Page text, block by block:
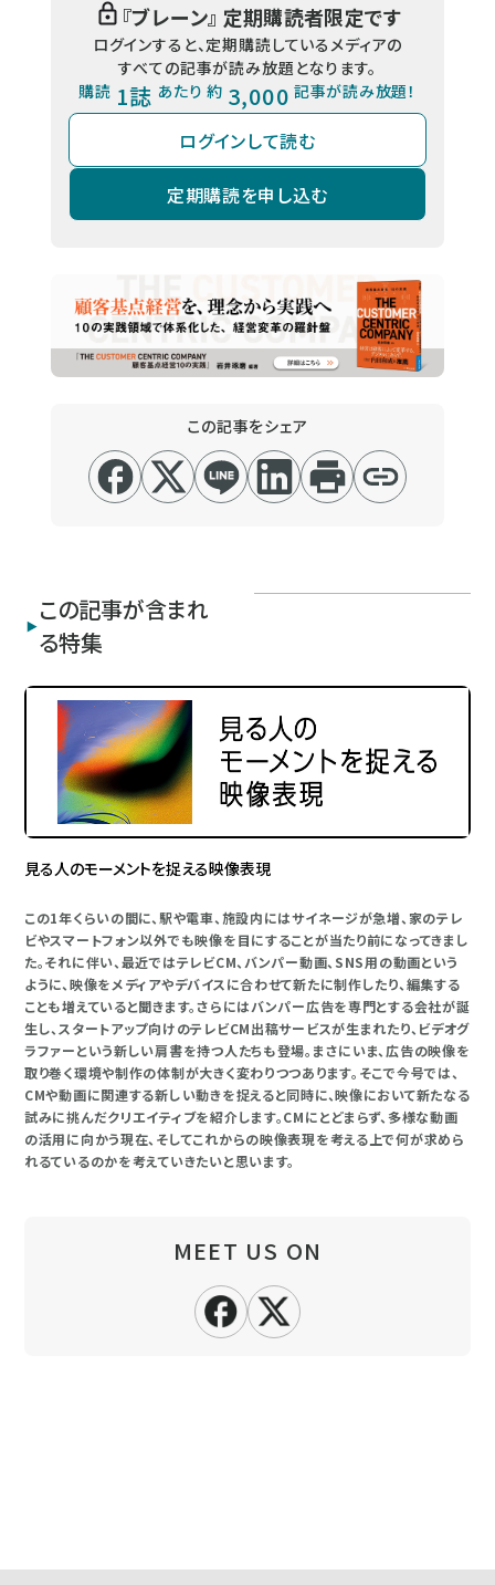
『ブレーン』 定期購読者限定です
ログインすると、定期購読しているメディアの
すべての記事が読み放題となります。
購読 1誌 あたり 約 3,000 記事が読み放題！
ログインして読む
定期購読を申し込む
この記事をシェア
この記事が含まれ
る特集
見る人のモーメントを捉える映像表現
この1年くらいの間に、駅や電車、施設内にはサイネージが急増、家のテレ
ビやスマートフォン以外でも映像を目にすることが当たり前になってきまし
た。それに伴い、最近ではテレビCM、バンパー動画、SNS用の動画という
ように、映像をメディアやデバイスに合わせて新たに制作したり、編集する
ことも増えていると聞きます。さらにはバンパー広告を専門とする会社が誕
生し、スタートアップ向けのテレビCM出稿サービスが生まれたり、ビデオグ
ラファーという新しい肩書を持つ人たちも登場。まさにいま、広告の映像を
取り巻く環境や制作の体制が大きく変わりつつあります。そこで今号では、
CMや動画に関連する新しい動きを捉えると同時に、映像において新たなる
試みに挑んだクリエイティブを紹介します。CMにとどまらず、多様な動画
の活用に向かう現在、そしてこれからの映像表現を考える上で何が求めら
れるているのかを考えていきたいと思います。
MEET US ON